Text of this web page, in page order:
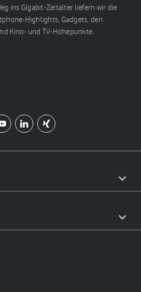
ins Gigabit-Zeitalter liefern wir die
Highlights, Gadgets, den
Kino- und TV-Höhepunkte.